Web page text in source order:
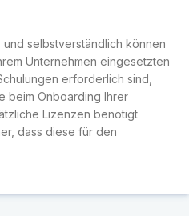
selbstverständlich können
Unternehmen eingesetzten
erforderlich sind,
beim Onboarding Ihrer
Lizenzen benötigt
dass diese für den